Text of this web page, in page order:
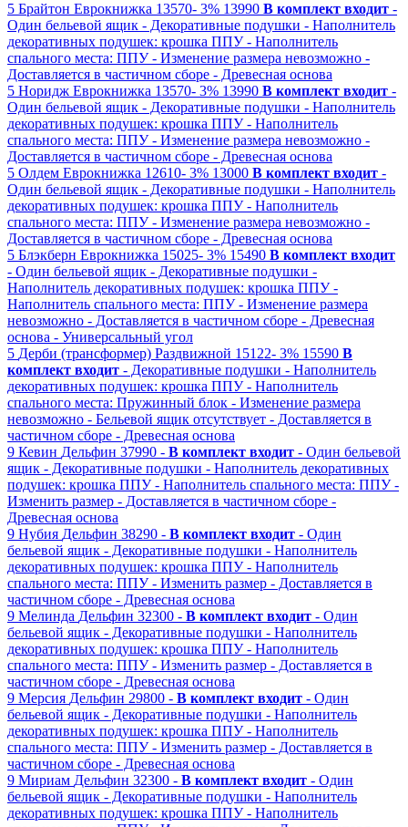
5 Брайтон Еврокнижка 13570- 3% 13990 В комплект входит -
Один бельевой ящик - Декоративные подушки - Наполнитель
декоративных подушек: крошка ППУ - Наполнитель
спального места: ППУ - Изменение размера невозможно -
Доставляется в частичном сборе - Древесная основа
5 Норидж Еврокнижка 13570- 3% 13990 В комплект входит -
Один бельевой ящик - Декоративные подушки - Наполнитель
декоративных подушек: крошка ППУ - Наполнитель
спального места: ППУ - Изменение размера невозможно -
Доставляется в частичном сборе - Древесная основа
5 Олдем Еврокнижка 12610- 3% 13000 В комплект входит -
Один бельевой ящик - Декоративные подушки - Наполнитель
декоративных подушек: крошка ППУ - Наполнитель
спального места: ППУ - Изменение размера невозможно -
Доставляется в частичном сборе - Древесная основа
5 Блэкберн Еврокнижка 15025- 3% 15490 В комплект входит
- Один бельевой ящик - Декоративные подушки -
Наполнитель декоративных подушек: крошка ППУ -
Наполнитель спального места: ППУ - Изменение размера
невозможно - Доставляется в частичном сборе - Древесная
основа - Универсальный угол
5 Дерби (трансформер) Раздвижной 15122- 3% 15590 В
комплект входит - Декоративные подушки - Наполнитель
декоративных подушек: крошка ППУ - Наполнитель
спального места: Пружинный блок - Изменение размера
невозможно - Бельевой ящик отсутствует - Доставляется в
частичном сборе - Древесная основа
9 Кевин Дельфин 37990 - В комплект входит - Один бельевой
ящик - Декоративные подушки - Наполнитель декоративных
подушек: крошка ППУ - Наполнитель спального места: ППУ -
Изменить размер - Доставляется в частичном сборе -
Древесная основа
9 Нубия Дельфин 38290 - В комплект входит - Один
бельевой ящик - Декоративные подушки - Наполнитель
декоративных подушек: крошка ППУ - Наполнитель
спального места: ППУ - Изменить размер - Доставляется в
частичном сборе - Древесная основа
9 Мелинда Дельфин 32300 - В комплект входит - Один
бельевой ящик - Декоративные подушки - Наполнитель
декоративных подушек: крошка ППУ - Наполнитель
спального места: ППУ - Изменить размер - Доставляется в
частичном сборе - Древесная основа
9 Мерсия Дельфин 29800 - В комплект входит - Один
бельевой ящик - Декоративные подушки - Наполнитель
декоративных подушек: крошка ППУ - Наполнитель
спального места: ППУ - Изменить размер - Доставляется в
частичном сборе - Древесная основа
9 Мириам Дельфин 32300 - В комплект входит - Один
бельевой ящик - Декоративные подушки - Наполнитель
декоративных подушек: крошка ППУ - Наполнитель